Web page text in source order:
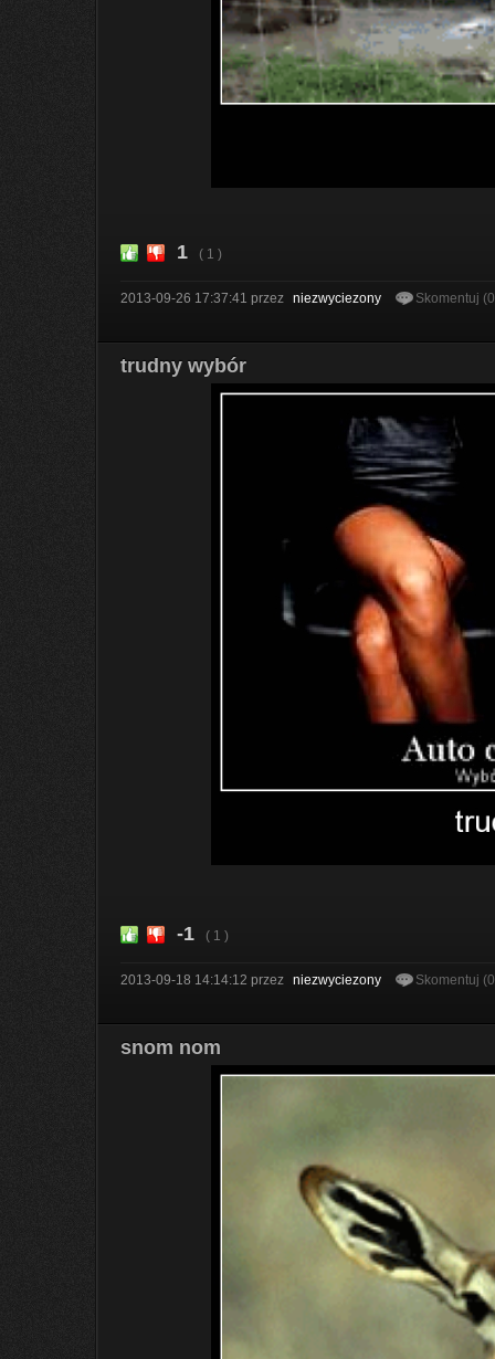
1 ( 1 )
2013-09-26 17:37:41 przez niezwyciezony Skomentuj
trudny wybór
-1 ( 1 )
2013-09-18 14:14:12 przez niezwyciezony Skomentuj
snom nom